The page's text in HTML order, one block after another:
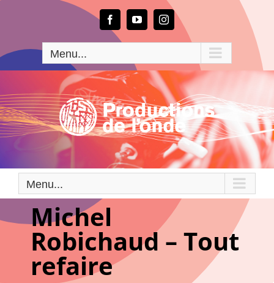
FacebookYouTubeInstagram
Menu...
Menu...
Michel
Robichaud – Tout
refaire